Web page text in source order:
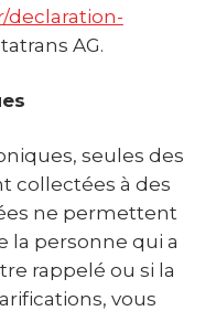
declaration-
AG.
seules des
collectées à des
ne permettent
la personne qui a
rappelé ou si la
vous